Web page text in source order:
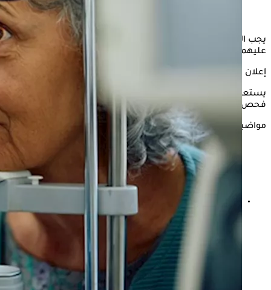
يجب الانتباه جيدًا لصحة العينين، لأن هناك أعراضًا إذا ظهرت
عليهما، يجب زيارة طبيب العيون، لإجراء بعض الفحوصات.
إعلان
يستعرض "الكونسلتو" في التقرير التالي، أبرز الأعراض التي تستدعي
فحص العين، وفقًا لموقع "Times of india".
مواضيع ذات صلة
الصداع في الجانب الأيمن من الرأس- علام يشير؟